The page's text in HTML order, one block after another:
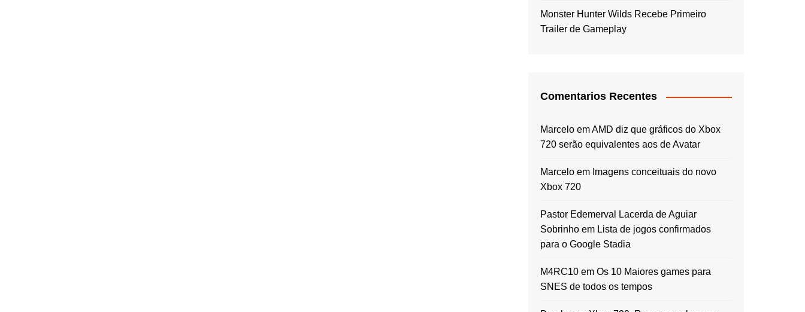
Monster Hunter Wilds Recebe Primeiro
Trailer de Gameplay
Comentarios Recentes
Marcelo emAMD diz que gráficos do Xbox
720 serão equivalentes aos de Avatar
Marcelo em Imagens conceituais do novo
Xbox 720
Pastor Edemerval Lacerda de Aguiar
Sobrinho em Lista de jogos confirmados
para o Google Stadia
M4RC10 em Os 10 Maiores games para
SNES de todos os tempos